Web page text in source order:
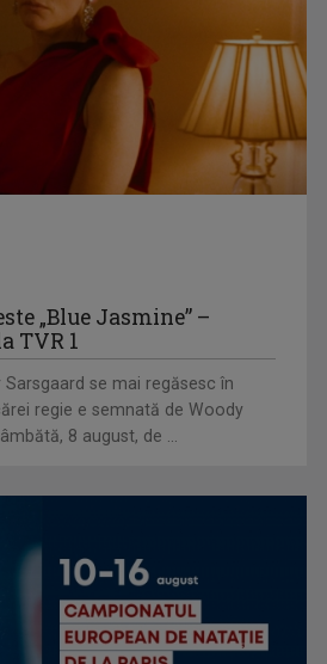
coreene: "Iljimae, hoţul fantomă",
mondiale, la TVR Cultural:
„Blue Jasmine” –
TVR 1
se mai regăsesc în
regie e semnată de Woody
8 august, de ...